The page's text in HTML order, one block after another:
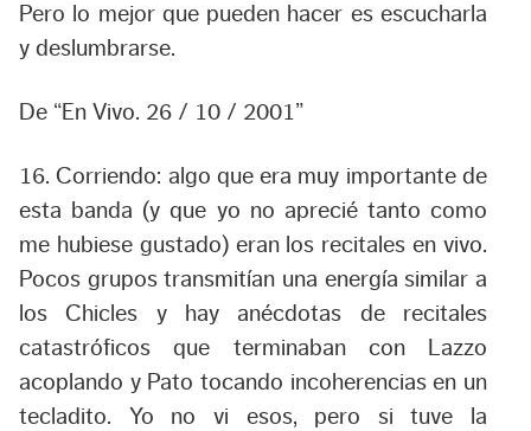
Pero lo mejor que pueden hacer es escucharla
y deslumbrarse.
De “En Vivo. 26 / 10 / 2001”
16. Corriendo: algo que era muy importante de
esta banda (y que yo no aprecié tanto como
me hubiese gustado) eran los recitales en vivo.
Pocos grupos transmitían una energía similar a
los Chicles y hay anécdotas de recitales
catastróficos que terminaban con Lazzo
acoplando y Pato tocando incoherencias en un
tecladito. Yo no vi esos, pero si tuve la